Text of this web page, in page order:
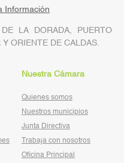
Información
LA DORADA, PUERTO
Y ORIENTE DE CALDAS.
Nuestra Cámara
Quienes somos
Nuestros municipios
Junta Directiva
Trabaja con nosotros
Oficina Principal